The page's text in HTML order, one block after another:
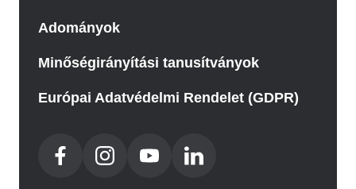
Adományok
Minőségirányítási tanusítványok
Európai Adatvédelmi Rendelet (GDPR)